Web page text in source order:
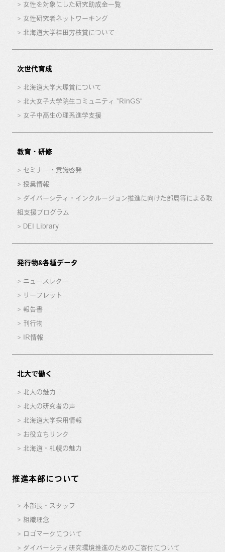
女性を対象にした研究助成金一覧
女性研究者ネットワーキング
北海道大学桂田芳枝賞について
次世代育成
北海道大学大塚賞について
北大女子大学院生コミュニティ “RinGS”
女子中高生の理系進学支援
教育・研修
セミナー・意識啓発
授業情報
ダイバーシティ・インクルージョン推進に向けた部局等による取
組支援プログラム
DEI Library
発行物&各種データ
ニュースレター
リーフレット
報告書
刊行物
IR情報
北大で働く
北大の魅力
北大の研究者の声
北海道大学採用情報
お役立ちリンク
北海道・札幌の魅力
推進本部について
本部長・スタッフ
組織理念
ロゴマークについて
ダイバーシティ研究環境推進のためのご寄付について